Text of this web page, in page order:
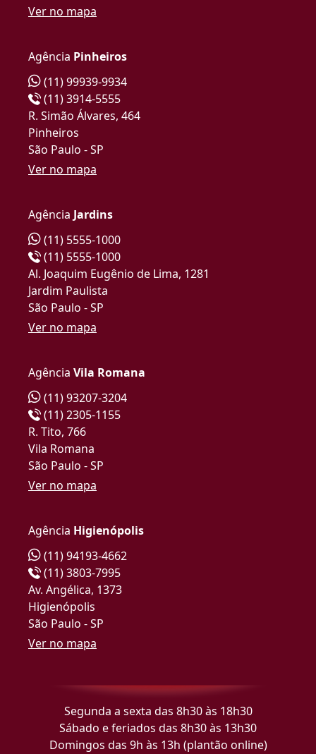
Ver no mapa
Agência Pinheiros
(11) 99939-9934
(11) 3914-5555
R. Simão Álvares, 464
Pinheiros
São Paulo - SP
Ver no mapa
Agência Jardins
(11) 5555-1000
(11) 5555-1000
Al. Joaquim Eugênio de Lima, 1281
Jardim Paulista
São Paulo - SP
Ver no mapa
Agência Vila Romana
(11) 93207-3204
(11) 2305-1155
R. Tito, 766
Vila Romana
São Paulo - SP
Ver no mapa
Agência Higienópolis
(11) 94193-4662
(11) 3803-7995
Av. Angélica, 1373
Higienópolis
São Paulo - SP
Ver no mapa
Segunda a sexta das 8h30 às 18h30
Sábado e feriados das 8h30 às 13h30
Domingos das 9h às 13h (plantão online)